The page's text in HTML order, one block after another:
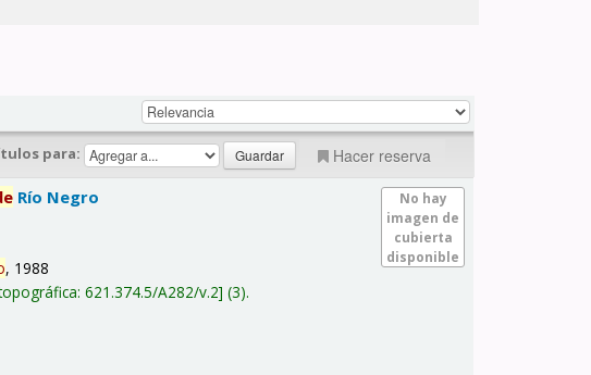
para: Hacer reserva
No hay
imagen de
cubierta
disponible
Río Negro
, 1988
621.374.5/A282/v.2 (3).